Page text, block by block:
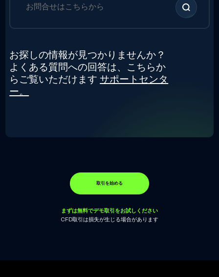
お探しの情報が見つかりませんか？
よくある質問への回答は、こちらか
らご覧いただけます サポートセンタ
ー。
取引を始める
まずは無料でデモ取引をお試しください
CFD取引は損失が生じる場合があります